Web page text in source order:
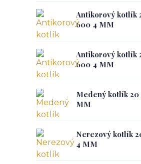
Antikorový kotlík
600 4 MM
Antikorový kotlík
600 4 MM
Medený kotlík 20
MM
Nerezový kotlík
4 MM